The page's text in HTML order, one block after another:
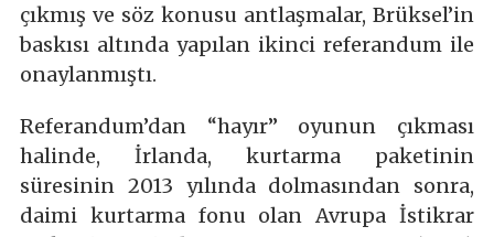
çıkmış ve söz konusu antlaşmalar, Brüksel’in
baskısı altında yapılan ikinci referandum ile
onaylanmıştı.
Referandum’dan “hayır” oyunun çıkması
halinde, İrlanda, kurtarma paketinin
süresinin 2013 yılında dolmasından sonra,
daimi kurtarma fonu olan Avrupa İstikrar